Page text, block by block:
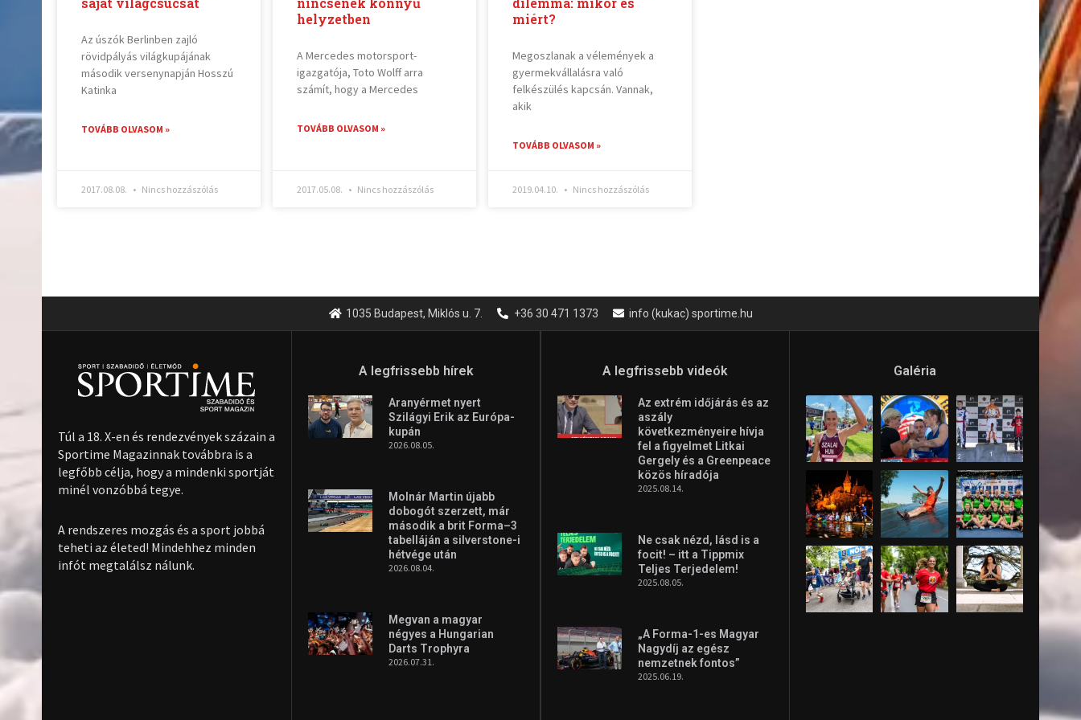
Az úszók Berlinben zajló
rövidpályás világkupájának
második versenynapján Hosszú
Katinka
TOVÁBB OLVASOM »
2017.08.08. Nincs hozzászólás
helyzetben
A Mercedes motorsport-
igazgatója, Toto Wolff arra
számít, hogy a Mercedes
TOVÁBB OLVASOM »
2017.05.08. Nincs hozzászólás
miért?
Megoszlanak a vélemények a
gyermekvállalásra való
felkészülés kapcsán. Vannak,
akik
TOVÁBB OLVASOM »
2019.04.10. Nincs hozzászólás
1035 Budapest, Miklós u. 7. +36 30 471 1373 info (kukac) sportime.hu
Túl a 18. X-en és rendezvények százain a
Sportime Magazinnak továbbra is a
legfőbb célja, hogy a mindenki sportját
minél vonzóbbá tegye.
A rendszeres mozgás és a sport jobbá
teheti az életed! Mindehhez minden
infót megtalálsz nálunk.
A legfrissebb hírek
Aranyérmet nyert
Szilágyi Erik az Európa-
kupán
2026.08.05.
Molnár Martin újabb
dobogót szerzett, már
második a brit Forma–3
tabelláján a silverstone-i
hétvége után
2026.08.04.
Megvan a magyar
négyes a Hungarian
Darts Trophyra
2026.07.31.
A legfrissebb videók
Az extrém időjárás és az
aszály
következményeire hívja
fel a figyelmet Litkai
Gergely és a Greenpeace
közös híradója
2025.08.14.
Ne csak nézd, lásd is a
focit! – itt a Tippmix
Teljes Terjedelem!
2025.08.05.
„A Forma-1-es Magyar
Nagydíj az egész
nemzetnek fontos”
2025.06.19.
Galéria